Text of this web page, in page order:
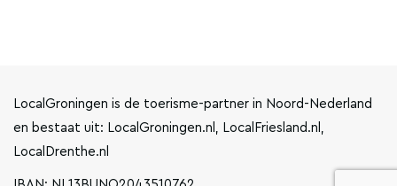
LocalGroningen is de toerisme-partner in Noord-Nederland
en bestaat uit: LocalGroningen.nl, LocalFriesland.nl,
LocalDrenthe.nl